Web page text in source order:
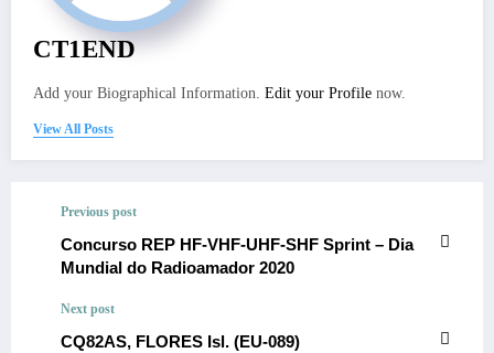
CT1END
Add your Biographical Information. Edit your Profile now.
View All Posts
Previous post
Concurso REP HF-VHF-UHF-SHF Sprint – Dia
Mundial do Radioamador 2020
Next post
CQ82AS, FLORES Isl. (EU-089)